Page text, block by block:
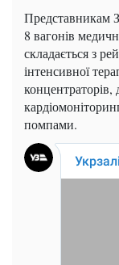
Представникам
8 вагонів
складається з
інтенсивної
концентраторів,
помпами.